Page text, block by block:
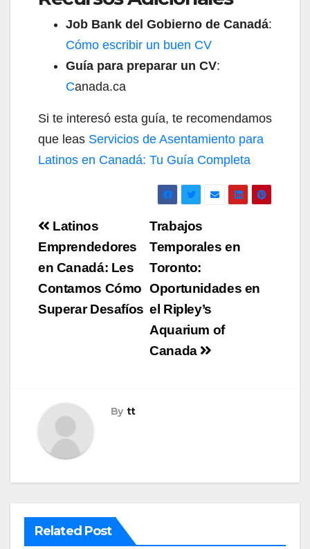
Job Bank del Gobierno de Canadá:
Cómo escribir un buen CV
Guía para preparar un CV:
Canada.ca
Si te interesó esta guía, te recomendamos
que leas Servicios de Asentamiento para
Latinos en Canadá: Tu Guía Completa
Navegación
de
entradas
Trabajos
Temporales en
Toronto:
Oportunidades en
el Ripley’s
Aquarium of
Canada
Latinos
Emprendedores
en Canadá: Les
Contamos Cómo
Superar Desafíos
By tt
Related Post